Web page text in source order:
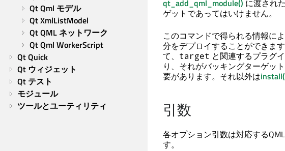
Qt Qml モデル
Qt XmlListModel
Qt QML ネットワーク
Qt Qml WorkerScript
Qt Quick
Qt ウィジェット
Qt テスト
モジュール
ツールとユーティリティ
qt_add_qml_module() に渡され
ゲットであってはいけません。
このコマンドで得られる情報に
分をデプロイすることができま
て、 target と関連するプラグ
り、それがバッキングターゲット
要があります。それ以外は
引数
各オプション引数は対応する
す。